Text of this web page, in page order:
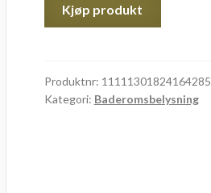
Kjøp produkt
Produktnr: 11111301824164285
Kategori: Baderomsbelysning